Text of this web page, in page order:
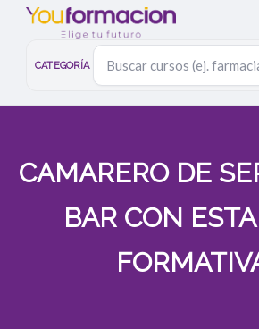
CATEGORÍA
CAMARERO DE
BAR CON